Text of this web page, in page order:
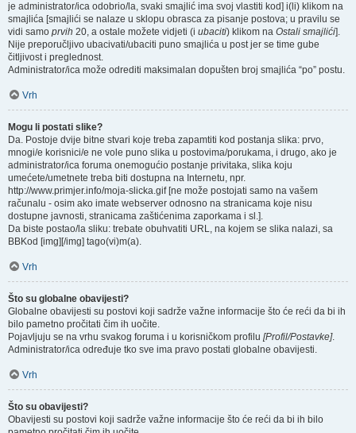
je administrator/ica odobrio/la, svaki smajlić ima svoj vlastiti kod] i(li) klikom na
smajlića [smajlići se nalaze u sklopu obrasca za pisanje postova; u pravilu se
vidi samo prvih 20, a ostale možete vidjeti (i ubaciti) klikom na Ostali smajlići].
Nije preporučljivo ubacivati/ubaciti puno smajlića u post jer se time gube
čitljivost i preglednost.
Administrator/ica može odrediti maksimalan dopušten broj smajlića “po” postu.
Vrh
Mogu li postati slike?
Da. Postoje dvije bitne stvari koje treba zapamtiti kod postanja slika: prvo,
mnogi/e korisnici/e ne vole puno slika u postovima/porukama, i drugo, ako je
administrator/ica foruma onemogućio postanje privitaka, slika koju
umećete/umetnete treba biti dostupna na Internetu, npr.
http://www.primjer.info/moja-slicka.gif [ne može postojati samo na vašem
računalu - osim ako imate webserver odnosno na stranicama koje nisu
dostupne javnosti, stranicama zaštićenima zaporkama i sl.].
Da biste postao/la sliku: trebate obuhvatiti URL, na kojem se slika nalazi, sa
BBKod [img][/img] tago(vi)m(a).
Vrh
Što su globalne obavijesti?
Globalne obavijesti su postovi koji sadrže važne informacije što će reći da bi ih
bilo pametno pročitati čim ih uočite.
Pojavljuju se na vrhu svakog foruma i u korisničkom profilu [Profil/Postavke].
Administrator/ica određuje tko sve ima pravo postati globalne obavijesti.
Vrh
Što su obavijesti?
Obavijesti su postovi koji sadrže važne informacije što će reći da bi ih bilo